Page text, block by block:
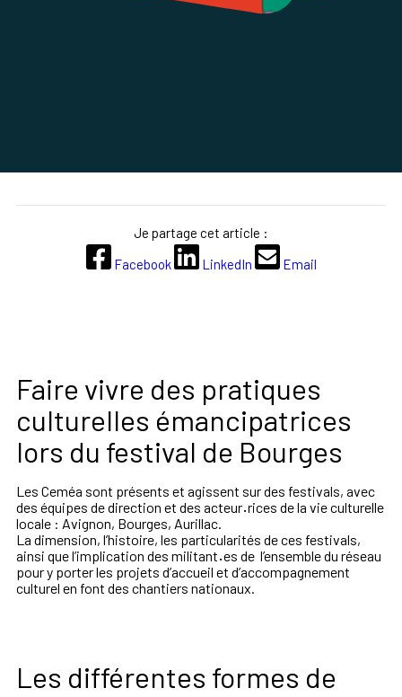
Faire vivre des pratiques
culturelles émancipatrices
lors du festival de Bourges
Les Ceméa sont présents et agissent surdes festivals, avec
des équipes dedirection et des acteur·rices dela vieculturelle
locale : Avignon, Bourges, Aurillac
La dimension, l’histoire, les particularités deces festivals,
ainsi quel’implication des militant·es de l’ensembledu réseau
poury porterles projets d’accueil et d’accompagnement
culturel en font des chantiers nationaux
Les différentes formes de
Je partage cet article :
Facebook
LinkedIn Email